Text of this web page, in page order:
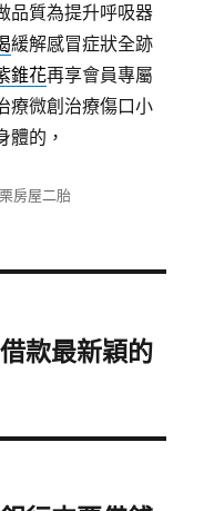
品質為提升呼吸器
緩解感冒症狀全跡
錐花再享會員專屬
療微創治療傷口小
體的，
房屋二胎
款最新穎的